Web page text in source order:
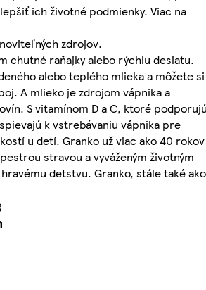
ich životné podmienky. Viac na
zdrojov.
chutné raňajky alebo rýchlu desiatu.
alebo teplého mlieka a môžete si
A mlieko je zdrojom vápnika a
S vitamínom D a C, ktoré
k vstrebávaniu vápnika pre
u detí. Granko už viac ako 40 rokov
stravou a vyváženým životným
detstvu. Granko, stále také ako